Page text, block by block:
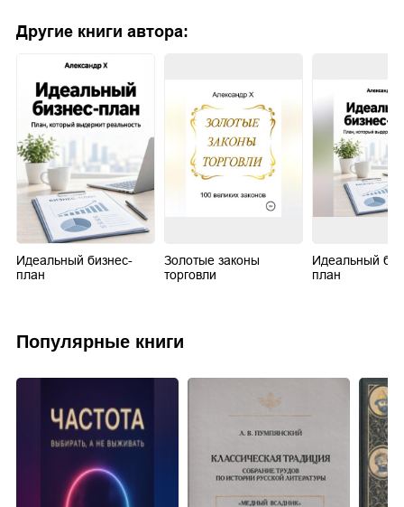
Другие книги автора:
Идеальный бизнес-
план
Золотые законы
торговли
Идеальный
план
Популярные книги